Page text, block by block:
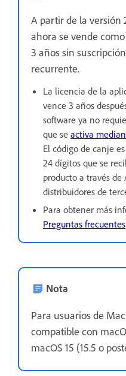
A partir de la versión
ahora se vende
3 años sin
recurrente.
La licencia de la
vence 3 años
software ya no
que se activa
El código de canje
24 dígitos que se
producto a través de
distribuidores de
Para obtener más
Preguntas frecuentes.
Nota
Para usuarios de
compatible con
macOS 15 (15.5 o